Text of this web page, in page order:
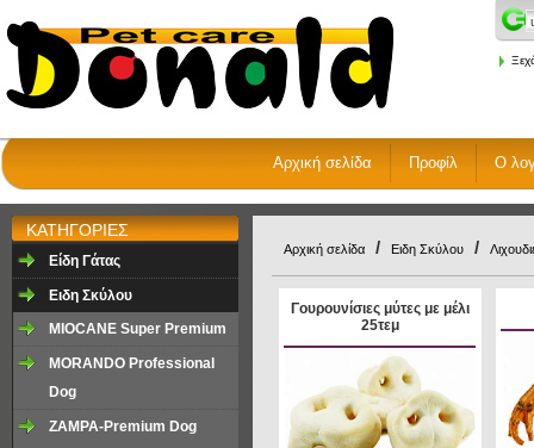
Αρχική σελίδα Προφίλ Ο
ΚΑΤΗΓΟΡΙΕΣ
Είδη Γάτας
Ειδη Σκύλου
MIOCANE Super Premium
MORANDO Professional
Dog
ZAMPA-Premium Dog
Αρχική σελίδα / Ειδη Σκύλου /
Γουρουνίσιες μύτες με μέλι
25τεμ